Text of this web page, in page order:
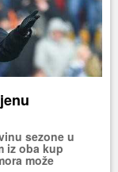
sezone u
iz oba kup
može